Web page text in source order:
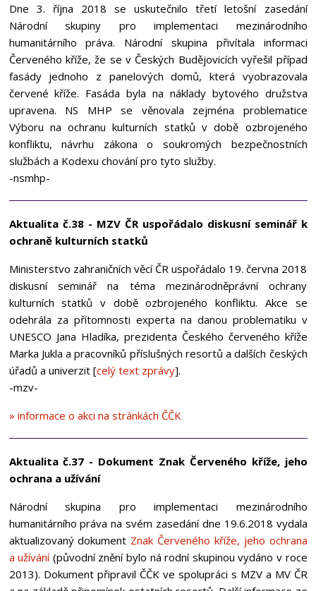
Dne 3. října 2018 se uskutečnilo třetí letošní zasedání
Národní skupiny pro implementaci mezinárodního
humanitárního práva. Národní skupina přivítala informaci
Červeného kříže, že se v Českých Budějovicích vyřešil případ
fasády jednoho z panelových domů, která vyobrazovala
červené kříže. Fasáda byla na náklady bytového družstva
upravena. NS MHP se věnovala zejména problematice
Výboru na ochranu kulturních statků v době ozbrojeného
konfliktu, návrhu zákona o soukromých bezpečnostních
službách a Kodexu chování pro tyto služby.
-nsmhp-
Aktualita č.38 - MZV ČR uspořádalo diskusní seminář k
ochraně kulturních statků
Ministerstvo zahraničních věcí ČR uspořádalo 19. června 2018
diskusní seminář na téma mezinárodněprávní ochrany
kulturních statků v době ozbrojeného konfliktu. Akce se
odehrála za přítomnosti experta na danou problematiku v
UNESCO Jana Hladíka, prezidenta Českého červeného kříže
Marka Jukla a pracovníků příslušných resortů a dalších českých
úřadů a univerzit [celý text zprávy].
-mzv-
» informace o akci na stránkách ČČK
Aktualita č.37 - Dokument Znak Červeného kříže, jeho
ochrana a užívání
Národní skupina pro implementaci mezinárodního
humanitárního práva na svém zasedání dne 19.6.2018 vydala
aktualizovaný dokument Znak Červeného kříže, jeho ochrana
a užívání (původní znění bylo ná rodní skupinou vydáno v roce
2013). Dokument připravil ČČK ve spolupráci s MZV a MV ČR